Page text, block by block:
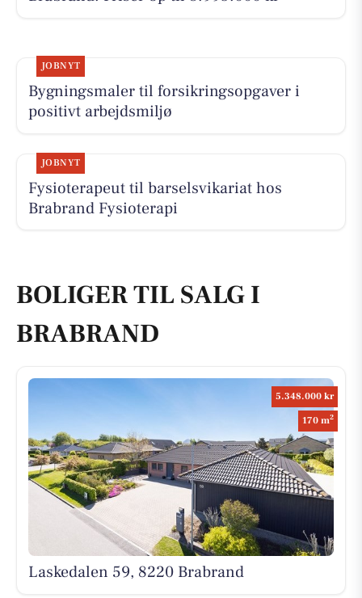
JOBNYT
Bygningsmaler til forsikringsopgaver i
positivt arbejdsmiljø
JOBNYT
Fysioterapeut til barselsvikariat hos
Brabrand Fysioterapi
BOLIGER TIL SALG I
BRABRAND
5.348.000 kr
170 m2
Laskedalen 59, 8220 Brabrand